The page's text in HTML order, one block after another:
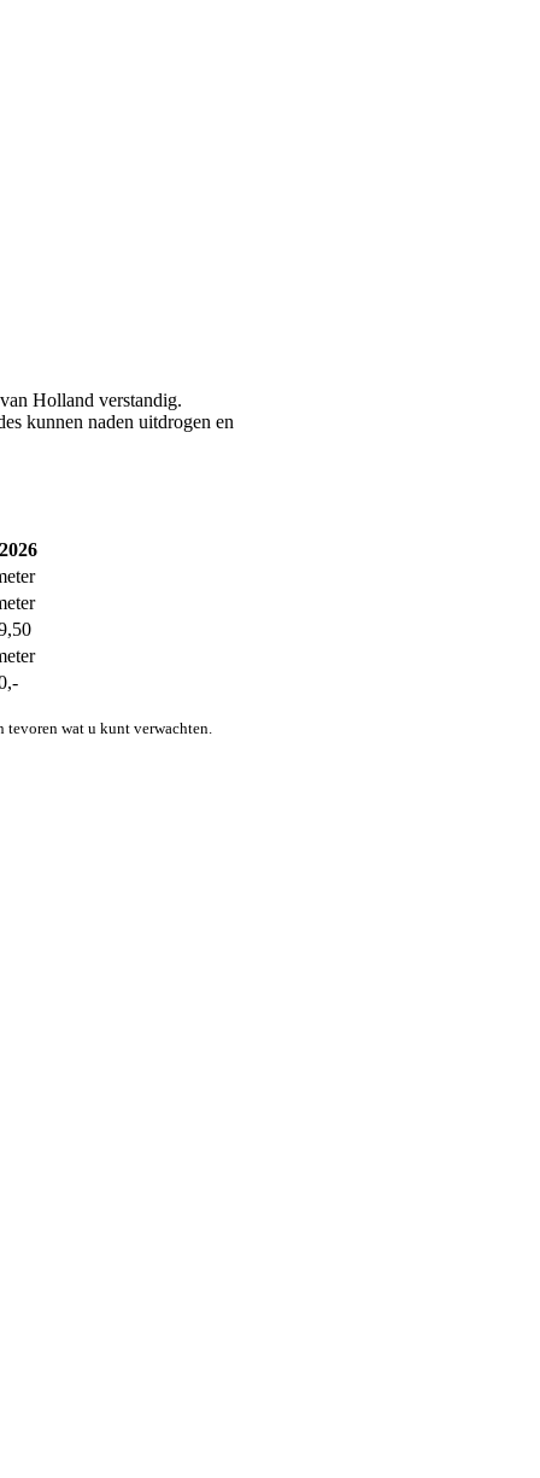
Holland verstandig.
kunnen naden uitdrogen en
tevoren wat u kunt verwachten.